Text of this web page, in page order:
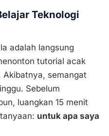
Teknologi
adalah langsung
tutorial acak
semangat
Sebelum
luangkan 15 menit
untuk apa saya